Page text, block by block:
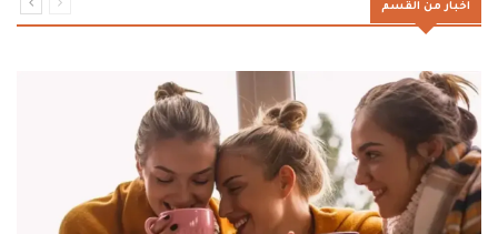
اخبار من القسم